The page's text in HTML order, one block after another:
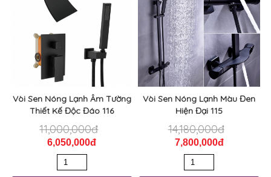
Vòi Sen Nóng Lạnh Âm Tường
Thiết Kế Độc Đáo 116
11,000,000đ
6,050,000đ
Vòi Sen Nóng Lạnh Màu Đen
Hiện Đại 115
14,180,000đ
7,800,000đ